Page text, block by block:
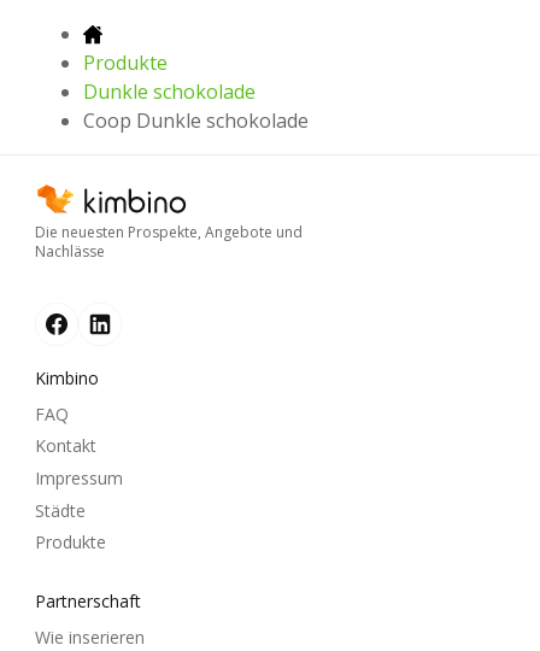
Produkte
Dunkle schokolade
Coop Dunkle schokolade
Die neuesten Prospekte, Angebote und
Nachlässe
Kimbino
FAQ
Kontakt
Impressum
Städte
Produkte
Partnerschaft
Wie inserieren